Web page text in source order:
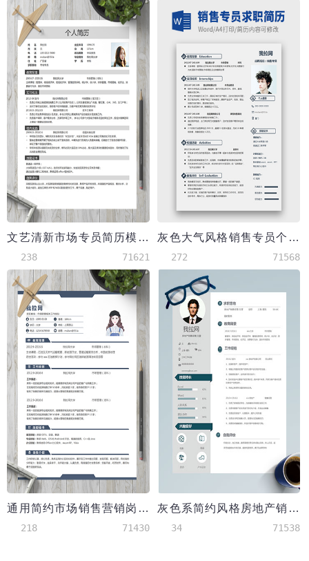
文艺清新市场专员简历模板
238 71621
灰色大气风格销售专员个人简历模板
272 71568
通用简约市场销售营销岗位简历模板
218 71430
灰色系简约风格房地产销售个人简历模板
34 71538